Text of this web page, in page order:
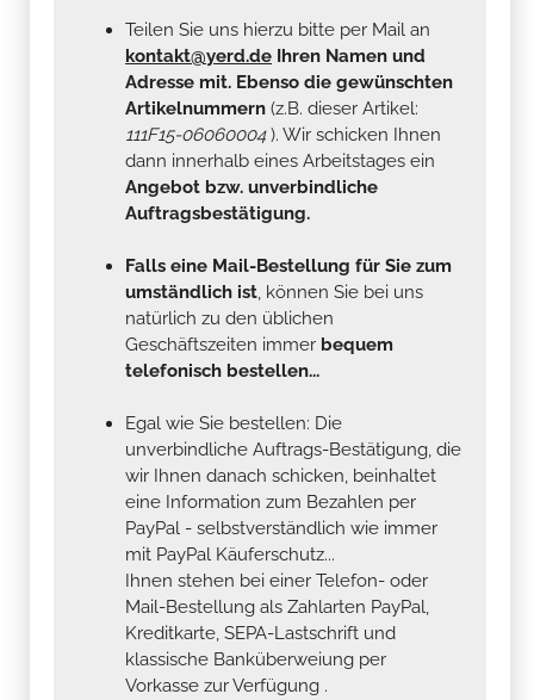
Teilen Sie uns hierzu bitte per Mail an
kontakt@yerd.de Ihren Namen und
Adresse mit. Ebenso die gewünschten
Artikelnummern (z.B. dieser Artikel:
111F15-06060004). Wir schicken Ihnen
dann innerhalb eines Arbeitstages ein
Angebot bzw. unverbindliche
Auftragsbestätigung.
Falls eine Mail-Bestellung für Sie zum
umständlich ist, können Sie bei uns
natürlich zu den üblichen
Geschäftszeiten immer bequem
telefonisch bestellen...
Egal wie Sie bestellen: Die
unverbindliche Auftrags-Bestätigung, die
wir Ihnen danach schicken, beinhaltet
eine Information zum Bezahlen per
PayPal - selbstverständlich wie immer
mit PayPal Käuferschutz...
Ihnen stehen bei einer Telefon- oder
Mail-Bestellung als Zahlarten PayPal,
Kreditkarte, SEPA-Lastschrift und
klassische Banküberweiung per
Vorkasse zur Verfügung .